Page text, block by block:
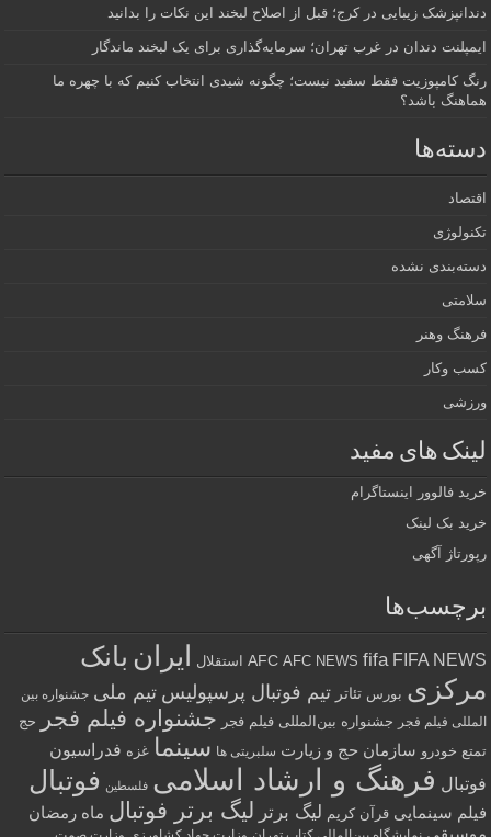
دندانپزشک زیبایی در کرج؛ قبل از اصلاح لبخند این نکات را بدانید
ایمپلنت دندان در غرب تهران؛ سرمایه‌گذاری برای یک لبخند ماندگار
رنگ کامپوزیت فقط سفید نیست؛ چگونه شیدی انتخاب کنیم که با چهره ما
هماهنگ باشد؟
دسته‌ها
اقتصاد
تکنولوژی
دسته‌بندی نشده
سلامتی
فرهنگ وهنر
کسب وکار
ورزشی
لینک های مفید
خرید فالوور اینستاگرام
خرید بک لینک
رپورتاژ آگهی
برچسب‌ها
AFC AFC NEWS fifa FIFA NEWS استقلال ایران بانک
مرکزی بورس تئاتر تیم فوتبال پرسپولیس تیم ملی جشنواره بین
المللی فیلم فجر جشنواره بین‌المللی فیلم فجر جشنواره فیلم فجر
حج
تمتع خودرو سازمان حج و زیارت سلبریتی ها سینما غزه فدراسیون
فوتبال فرهنگ و ارشاد اسلامی فلسطین فوتبال
فیلم سینمایی قرآن کریم لیگ برتر لیگ برتر فوتبال ماه رمضان